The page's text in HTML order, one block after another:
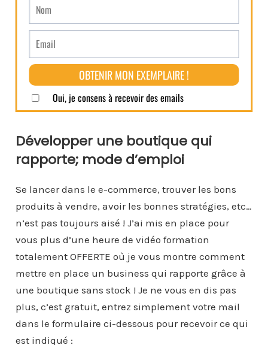
Développer une boutique qui
rapporte; mode d’emploi
Se lancer dans le e-commerce, trouver les bons
produits à vendre, avoir les bonnes stratégies, etc…
n’est pas toujours aisé ! J’ai mis en place pour
vous plus d’une heure de vidéo formation
totalement OFFERTE où je vous montre comment
mettre en place un business qui rapporte grâce à
une boutique sans stock ! Je ne vous en dis pas
plus, c’est gratuit, entrez simplement votre mail
dans le formulaire ci-dessous pour recevoir ce qui
est indiqué :